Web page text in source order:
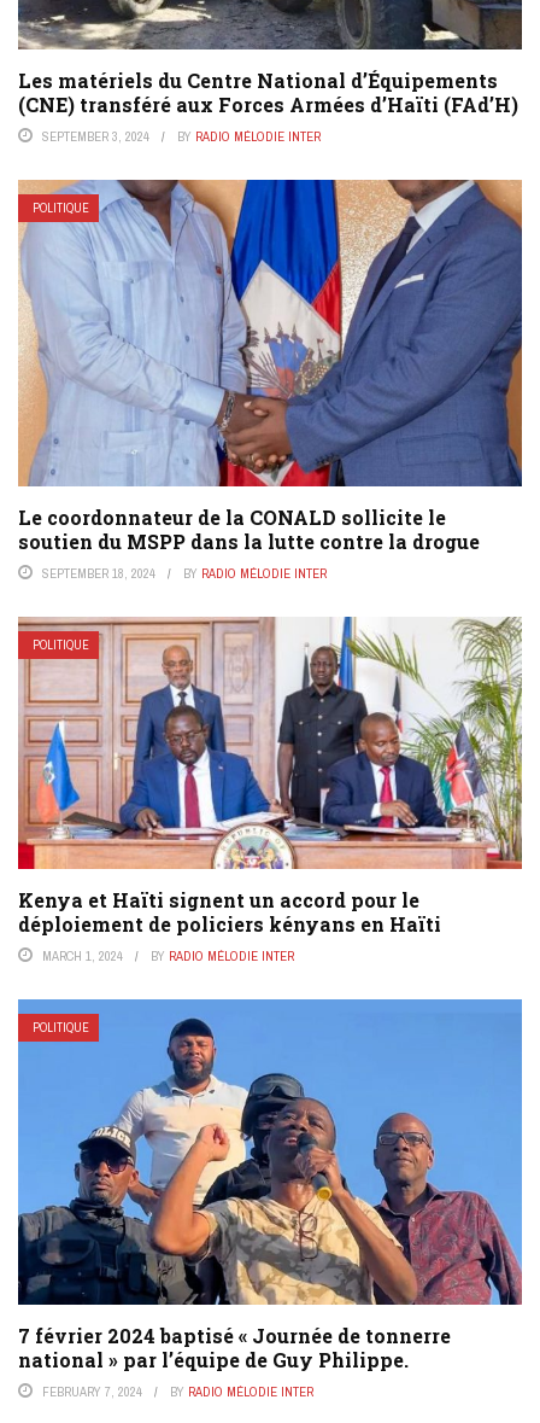
Les matériels du Centre National d’Équipements
(CNE) transféré aux Forces Armées d’Haïti (FAd’H)
SEPTEMBER 3, 2024 BY RADIO MÉLODIE INTER
POLITIQUE
Le coordonnateur de la CONALD sollicite le
soutien du MSPP dans la lutte contre la drogue
SEPTEMBER 18, 2024 BY RADIO MÉLODIE INTER
POLITIQUE
Kenya et Haïti signent un accord pour le
déploiement de policiers kényans en Haïti
MARCH 1, 2024 BY RADIO MÉLODIE INTER
POLITIQUE
7 février 2024 baptisé « Journée de tonnerre
national » par l’équipe de Guy Philippe.
FEBRUARY 7, 2024 BY RADIO MÉLODIE INTER